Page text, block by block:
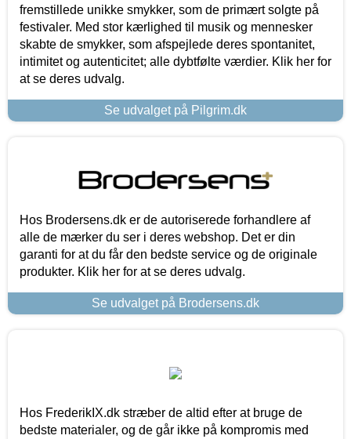
fremstillede unikke smykker, som de primært solgte på
festivaler. Med stor kærlighed til musik og mennesker
skabte de smykker, som afspejlede deres spontanitet,
intimitet og autenticitet; alle dybtfølte værdier. Klik her for
at se deres udvalg.
Se udvalget på Pilgrim.dk
Hos Brodersens.dk er de autoriserede forhandlere af
alle de mærker du ser i deres webshop. Det er din
garanti for at du får den bedste service og de originale
produkter. Klik her for at se deres udvalg.
Se udvalget på Brodersens.dk
Hos FrederikIX.dk stræber de altid efter at bruge de
bedste materialer, og de går ikke på kompromis med